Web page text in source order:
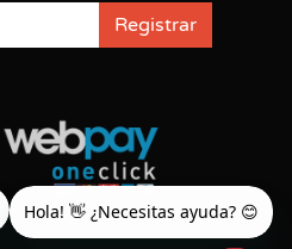
Registrar